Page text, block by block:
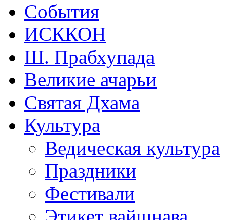
События
ИСККОН
Ш. Прабхупада
Великие ачарьи
Святая Дхама
Культура
Ведическая культура
Праздники
Фестивали